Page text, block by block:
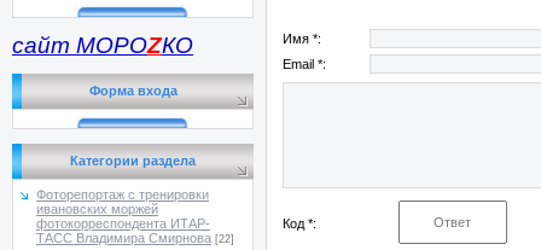
сайт МОРОZКО
Форма входа
Категории раздела
Фоторепортаж с тренировки
ивановских моржей
фотокорреспондента ИТАР-
ТАСС Владимира Смирнова [22]
Имя *:
Email *:
Код *: